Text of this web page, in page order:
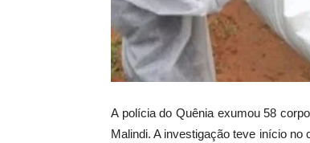
A polícia do Quênia exumou 58
Malindi. A investigação teve início